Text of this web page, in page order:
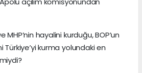
MHP’nin hayalini kurduğu, BOP’un
kurma yolundaki en